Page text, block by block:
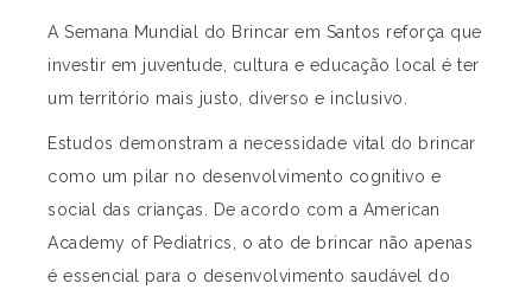
A Semana Mundial do Brincar em Santos reforça que
investir em juventude, cultura e educação local é ter
um território mais justo, diverso e inclusivo.
Estudos demonstram a necessidade vital do brincar
como um pilar no desenvolvimento cognitivo e
social das crianças. De acordo com a American
Academy of Pediatrics, o ato de brincar não apenas
é essencial para o desenvolvimento saudável do